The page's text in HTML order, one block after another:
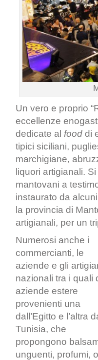
Un vero e proprio
eccellenze
dedicate al food di
tipici siciliani,
marchigiane,
liquori artigianali.
mantovani a
instaurato da
la provincia di
artigianali, per un
Numerosi anche i
commercianti, le
aziende e gli
nazionali tra i quali
aziende estere
provenienti una
dall’Egitto e l’altra
Tunisia, che
propongono
unguenti, profumi,